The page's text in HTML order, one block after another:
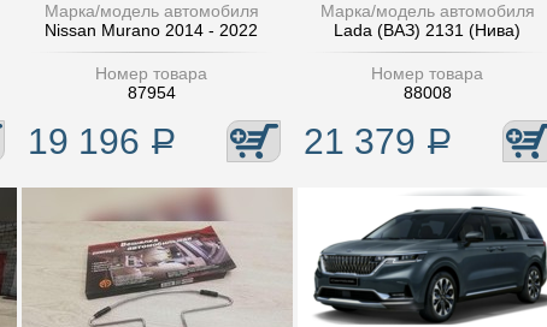
Марка/модель автомобиля
Nissan Murano 2014 - 2022
Номер товара
87954
19 196 Р
Марка/модель автомобиля
Lada (ВАЗ) 2131 (Нива)
Номер товара
88008
21 379 Р